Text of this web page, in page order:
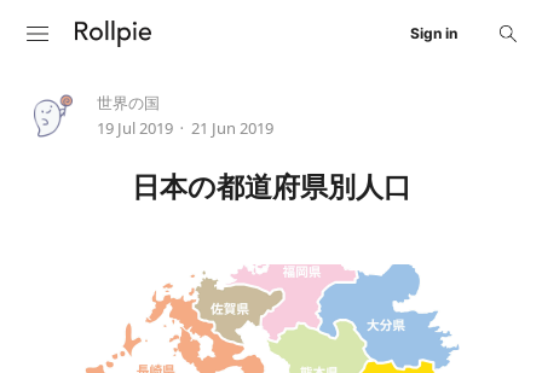
Sign in
世界の国
19 Jul 2019 • 21 Jun 2019
日本の都道府県別人口